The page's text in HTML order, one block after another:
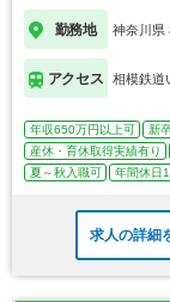
勤務地 神奈川県
アクセス 相模鉄道
年収650万円以上可 新
産休・育休取得実績有り
夏～秋入職可
年間休日
求人の詳細